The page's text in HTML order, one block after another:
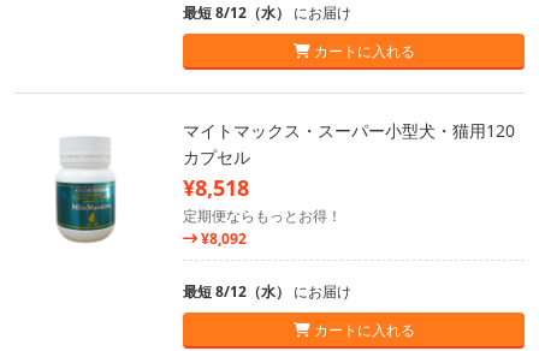
最短 8/12（水） にお届け
カートに入れる
マイトマックス・スーパー小型犬・猫用120
カプセル
¥8,518
定期便ならもっとお得！
¥8,092
最短 8/12（水） にお届け
カートに入れる